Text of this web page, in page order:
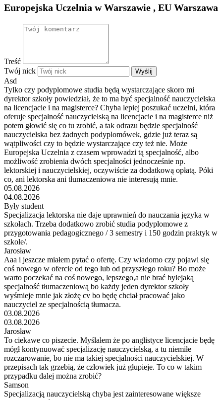
Europejska Uczelnia w Warszawie , EU Warszawa
Treść
Twój nick
Wyślij
Asd
Tylko czy podyplomowe studia będą wystarczające skoro mi
dyrektor szkoły powiedział, że to ma być specjalność nauczycielska
na licencjacie i na magisterce? Chyba lepiej poszukać uczelni, która
oferuje specjalność nauczycielską na licencjacie i na magisterce niż
potem głowić się co tu zrobić, a tak odrazu będzie specjalność
nauczycielska bez żadnych podyplomówek, gdzie już teraz są
wątpliwości czy to będzie wystarczające czy też nie. Może
Europejska Uczelnia z czasem wprowadzi tą specjalność, albo
możliwość zrobienia dwóch specjalności jednocześnie np.
lektorskiej i nauczycielskiej, oczywiście za dodatkową opłatą. Póki
co, ani lektorska ani tłumaczeniowa nie interesują mnie.
05.08.2026
04.08.2026
Były student
Specjalizacja lektorska nie daje uprawnień do nauczania języka w
szkołach. Trzeba dodatkowo zrobić studia podyplomowe z
przygotowania pedagogicznego / 3 semestry i 150 godzin praktyk w
szkole/.
Jarosław
Aaa i jeszcze miałem pytać o ofertę. Czy wiadomo czy pojawi się
coś nowego w ofercie od tego lub od przyszłego roku? Bo może
warto poczekać na coś nowego, lepszego,a nie brać bylejaką
specjalność tłumaczeniową bo każdy jeden dyrektor szkoły
wyśmieje mnie jak złożę cv bo będę chciał pracować jako
nauczyciel ze specjalnością tłumacza.
03.08.2026
03.08.2026
Jarosław
To ciekawe co piszecie. Myślałem że po anglistyce licencjacie będę
mógł kontynuować specjalizację nauczycielską, a tu niemiłe
rozczarowanie, bo nie ma takiej specjalności nauczycielskiej. W
przepisach tak grzebią, że człowiek już głupieje. To co w takim
przypadku dalej można zrobić?
Samson
Specjalizacją nauczycielską chyba jest zainteresowane większe